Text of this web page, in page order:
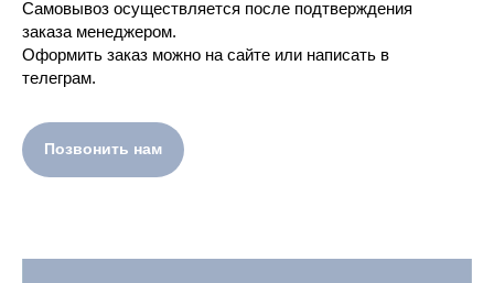
Самовывоз осуществляется после подтверждения
заказа менеджером.
Оформить заказ можно на сайте или написать в
телеграм.
Позвонить нам